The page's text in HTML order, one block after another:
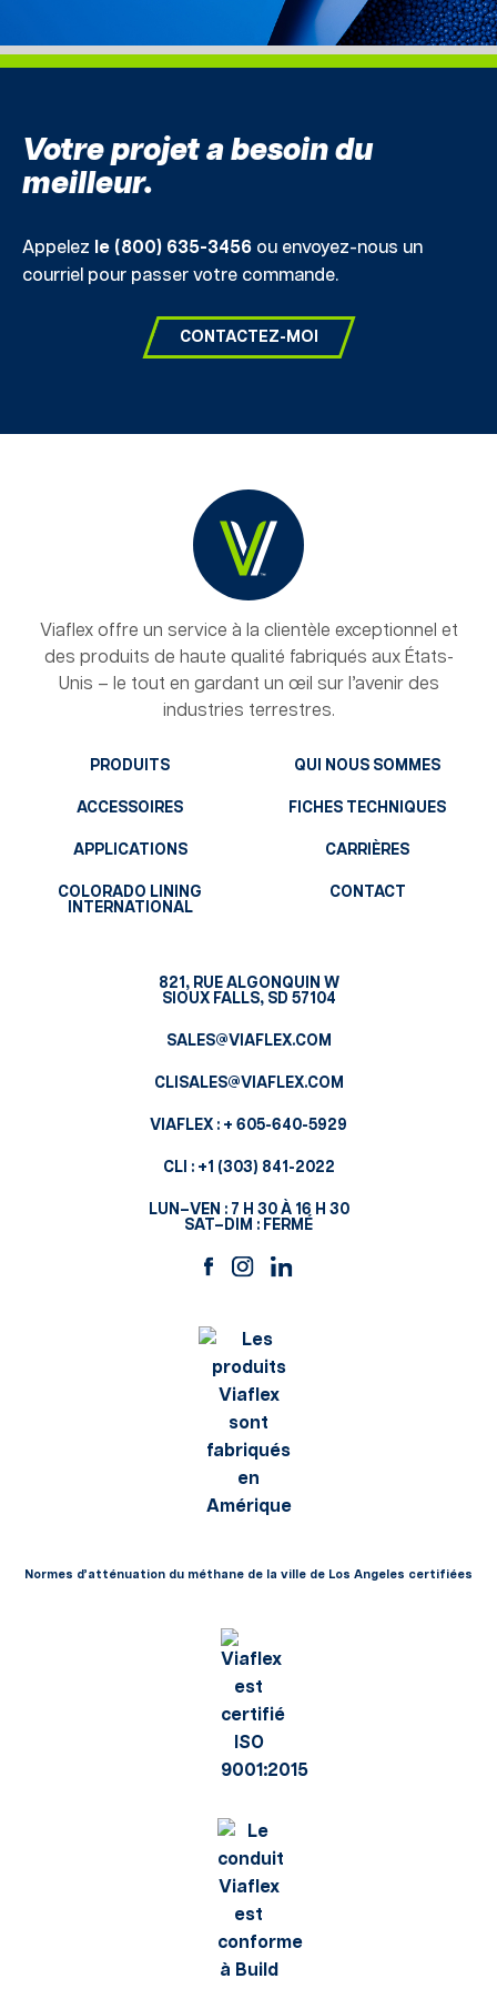
Votre projet a besoin du
meilleur.
Appelez le (800) 635-3456 ou envoyez-nous un
courriel pour passer votre commande.
CONTACTEZ-MOI
Viaflex offre un service à la clientèle exceptionnel et
des produits de haute qualité fabriqués aux États-
Unis – le tout en gardant un œil sur l’avenir des
industries terrestres.
PRODUITS
ACCESSOIRES
APPLICATIONS
COLORADO LINING
INTERNATIONAL
QUI NOUS SOMMES
FICHES TECHNIQUES
CARRIÈRES
CONTACT
821, RUE ALGONQUIN W
SIOUX FALLS, SD 57104
SALES@VIAFLEX.COM
CLISALES@VIAFLEX.COM
VIAFLEX : + 605-640-5929
CLI : +1 (303) 841-2022
LUN–VEN : 7 H 30 À 16 H 30
SAT–DIM : FERMÉ
Normes d’atténuation du méthane de la ville de Los Angeles certifiées